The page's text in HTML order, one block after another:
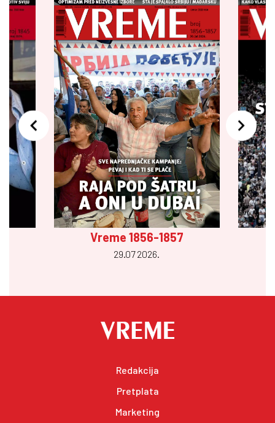
Vreme 1856-1857
29.07 2026.
Redakcija
Pretplata
Marketing